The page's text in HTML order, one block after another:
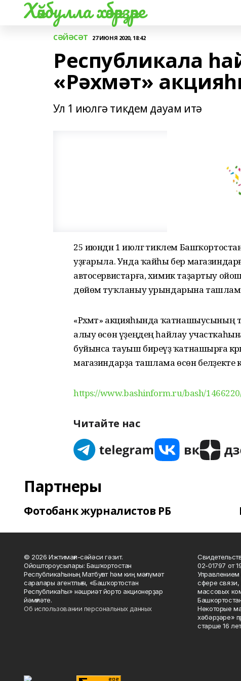
Хәйбулла хәбәрҙәре
СӘЙӘСӘТ 27 ИЮНЯ 2020, 18:42
Республикала
«Рәхмәт»
Ул 1 июлгә тикдем дауам итә
25 июндән 1 июлгә тиклем
уҙғарыла. Унда ҡайһы бер
автосервистарға, химик таҙартыу
дөйөм туҡланыу урындарына
«Рәхмәт» акцияһында ҡатнашыусының
алыу өсөн үҙеңдең һайлау участкаһына
буйынса тауыш биреүҙә ҡатнашырға
магазиндарҙа ташлама өсөн беләҙекте
https://www.bashinform.ru/bash/
Читайте нас
Партнеры
Фотобанк журналистов РБ
© 2026 Ижтимағи-сәйәси гәзит.
Ойоштороусылары: Башҡортостан
Республикаһының Матбуғат һәм киң мәғлүмәт
саралары агентлығы, «Башҡортостан
Республикаһы» нәшриәт йорто акционерҙар
йәмғиәте.
Об использовании персональных данных
02-01797 от
сфере связи,
массовых
Некоторые
хәбәрҙәре»
старше 16